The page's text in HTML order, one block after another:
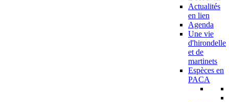
Actualités
en lien
Agenda
Une vie
d'hirondelle
et de
martinets
Espèces en
PACA